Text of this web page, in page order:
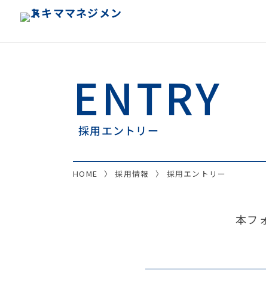
ENTRY
採用エントリー
HOME 採用情報 採用エントリー
本フ